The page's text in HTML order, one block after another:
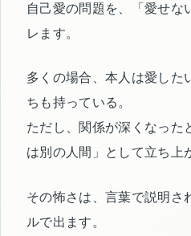
自己愛の問題を、「愛せな
レます。
多くの場合、本人は愛した
ちも持っている。
ただし、関係が深くなった
は別の人間」として立ち上
その怖さは、言葉で説明さ
ルで出ます。